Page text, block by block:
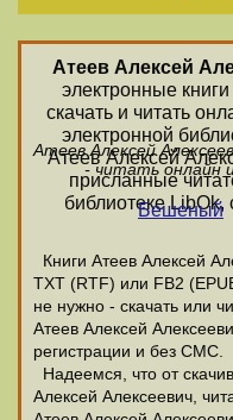
Атеев Алексей
электронные
скачать и читать
электронной
Атеев Алексей
присланные
библиотеке
Атеев Алексей
- читать онлайн
Бешеный
Книги Атеев Алексей
ТХТ (RTF) или FB2
не нужно - скачать или
Атеев Алексей
регистрации и без СМС.
Надеемся, что от
Алексей Алексеевич,